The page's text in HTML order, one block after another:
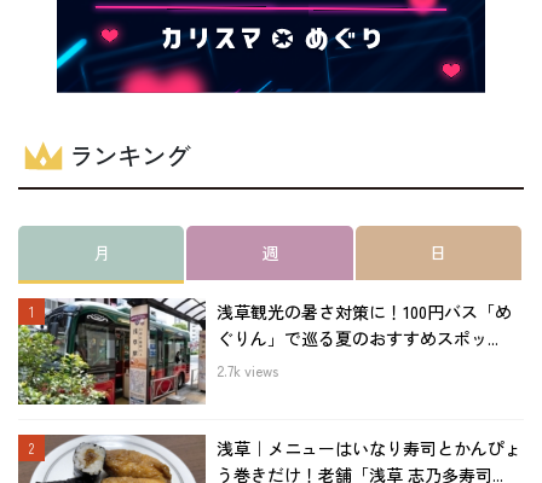
ランキング
月 週 日
浅草観光の暑さ対策に！100円バス「め
ぐりん」で巡る夏のおすすめスポッ...
2.7k views
浅草｜メニューはいなり寿司とかんぴょ
う巻きだけ！老舗「浅草 志乃多寿司...